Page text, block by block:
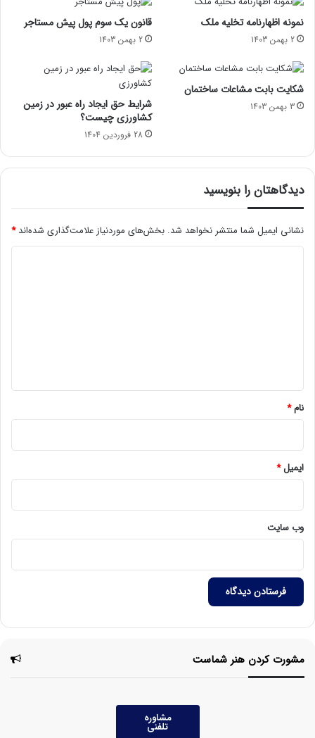
نمونه اظهارنامه تخلیه ملک
2 بهمن 1403
قانون یک سوم پول پیش مستاجر
2 بهمن 1403
شکایت بابت مشاعات ساختمان
3 بهمن 1403
شرایط حق ایجاد راه عبور در زمین
کشاورزی چیست؟
28 فروردین 1404
دیدگاهتان را بنویسید
نشانی ایمیل شما منتشر نخواهد شد. بخش‌های موردنیاز علامت‌گذاری شده‌اند*
نام*
ایمیل*
وب‌ سایت
مشورت کردن هنر شماست
مشاوره
تلفنی